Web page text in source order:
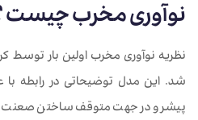
نوآوری مخرب چیست
شد. این مدل توضیحاتی در رابطه
پیشرو در جهت متوقف ساختن صعنت